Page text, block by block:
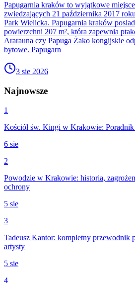
Papugarnia kraków to wyjątkowe
zwiedzających 21 października 2017
Park Wielicka. Papugarnia kraków
powierzchni 207 m², która zapewnia
Ararauna czy Papuga Żako kongijskie
bytowe. Papugarn
3 sie 2026
Najnowsze
1
Kościół św. Kingi w Krakowie:
6 sie
2
Powodzie w Krakowie: historia,
ochrony
5 sie
3
Tadeusz Kantor: kompletny przewodnik
artysty
5 sie
4